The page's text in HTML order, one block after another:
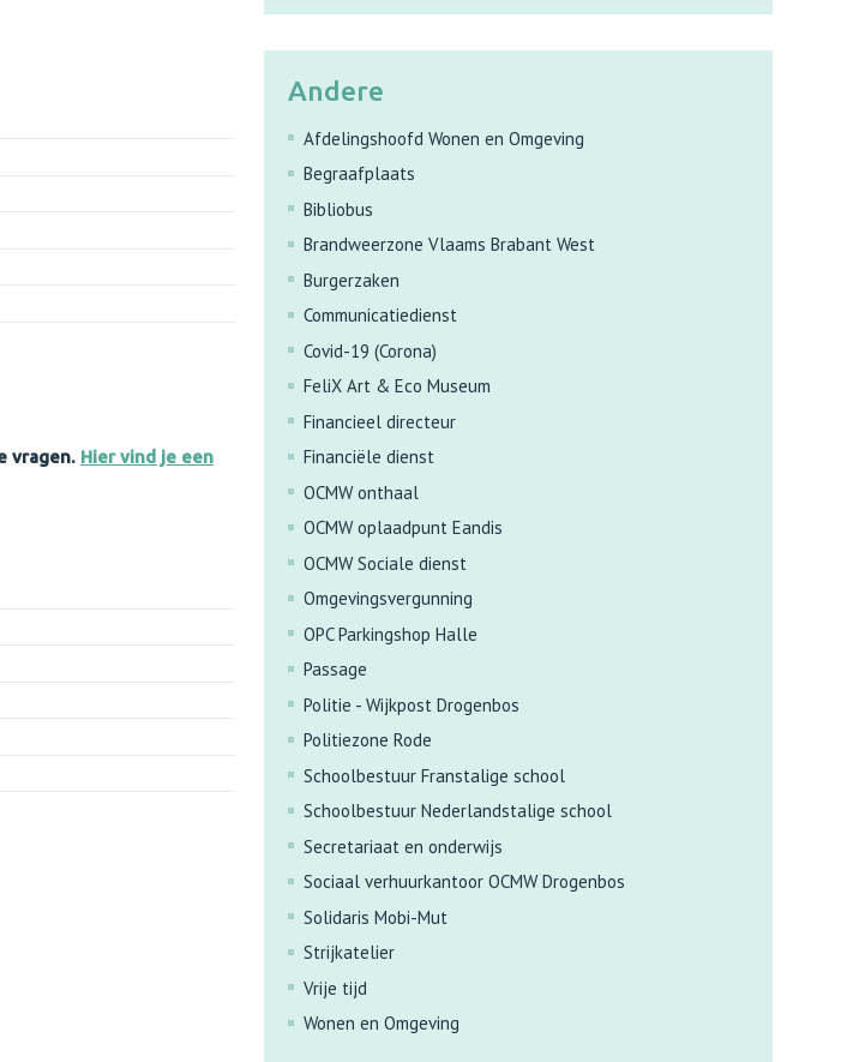
vragen. Hier vind je een
Andere
Afdelingshoofd Wonen en Omgeving
Begraafplaats
Bibliobus
Brandweerzone Vlaams Brabant West
Burgerzaken
Communicatiedienst
Covid-19 (Corona)
FeliX Art & Eco Museum
Financieel directeur
Financiële dienst
OCMW onthaal
OCMW oplaadpunt Eandis
OCMW Sociale dienst
Omgevingsvergunning
OPC Parkingshop Halle
Passage
Politie - Wijkpost Drogenbos
Politiezone Rode
Schoolbestuur Franstalige school
Schoolbestuur Nederlandstalige school
Secretariaat en onderwijs
Sociaal verhuurkantoor OCMW Drogenbos
Solidaris Mobi-Mut
Strijkatelier
Vrije tijd
Wonen en Omgeving